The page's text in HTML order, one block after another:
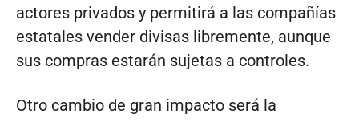
actores privados y permitirá a las compañías
estatales vender divisas libremente, aunque
sus compras estarán sujetas a controles.
Otro cambio de gran impacto será la